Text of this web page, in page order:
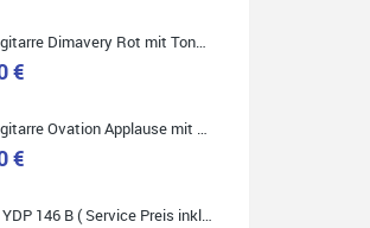
€
€